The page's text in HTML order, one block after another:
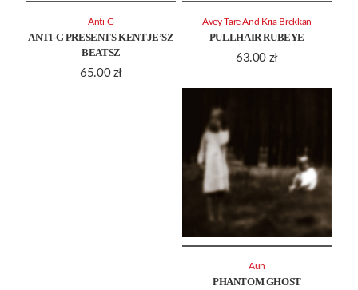
ANTI-G PRESENTS KENTJE’SZ
BEATSZ
65.00 zł
Anti-G
PULLHAIR RUBEYE
63.00 zł
Avey Tare And Kria Brekkan
PHANTOM GHOST
Aun